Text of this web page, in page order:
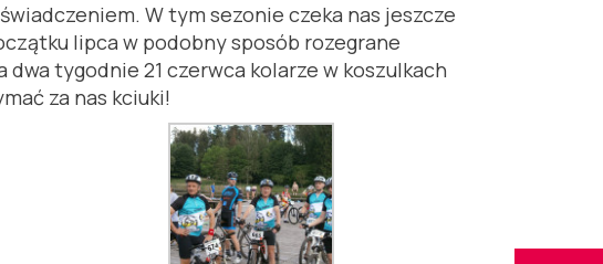
W tym sezonie czeka nas jeszcze
lipca w podobny sposób rozegrane
tygodnie 21 czerwca kolarze w koszulkach
za nas kciuki!